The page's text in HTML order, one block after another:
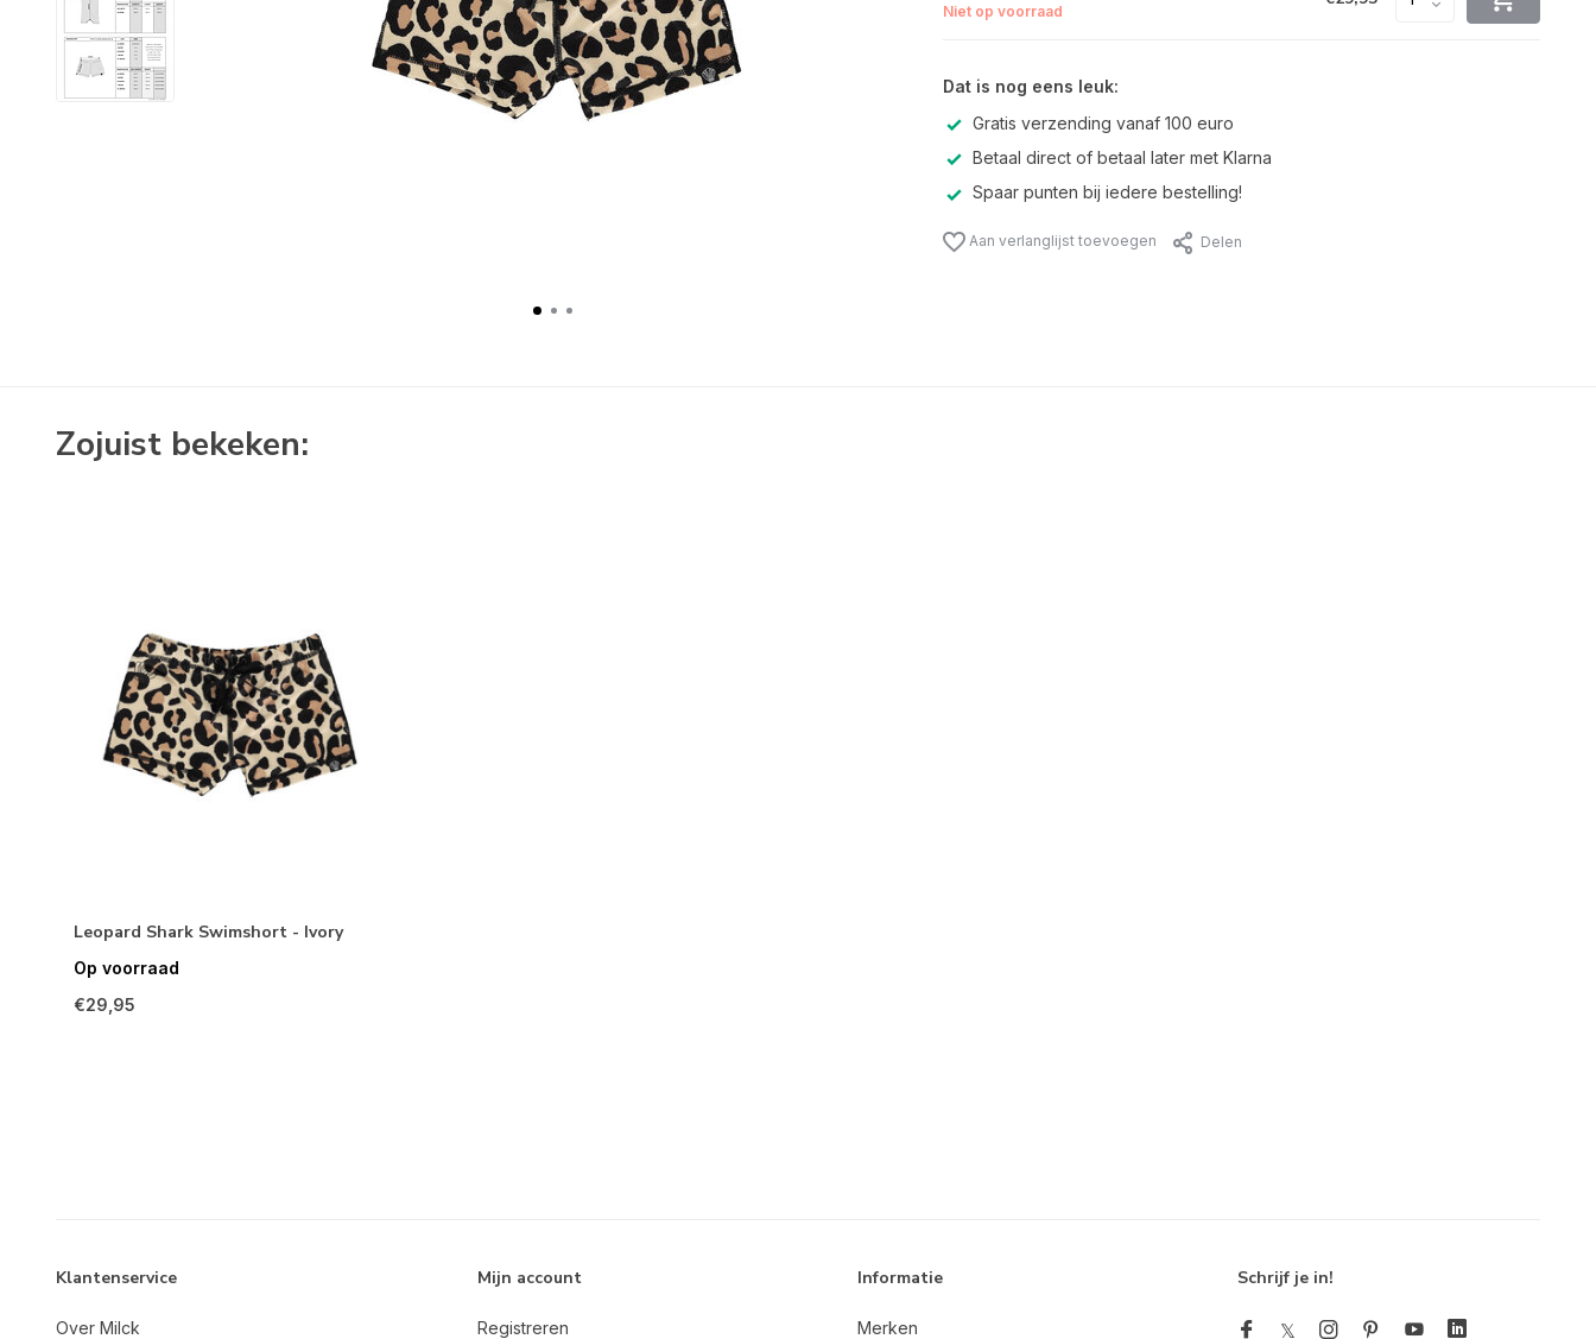
Niet op voorraad
Dat is nog eens leuk:
Gratis verzending vanaf 100 euro
Betaal direct of betaal later met Klarna
Spaar punten bij iedere bestelling!
Aan verlanglijst toevoegen Delen
Zojuist bekeken:
Leopard Shark Swimshort - Ivory
Op voorraad
€29,95
Klantenservice
Over Milck
Mijn account
Registreren
Informatie
Merken
Schrijf je in!